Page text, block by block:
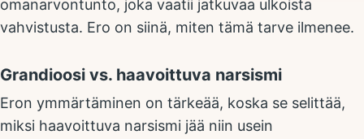
omanarvontunto, joka vaatii jatkuvaa ulkoista
vahvistusta. Ero on siinä, miten tämä tarve ilmenee.
Grandioosi vs. haavoittuva narsismi
Eron ymmärtäminen on tärkeää, koska se selittää,
miksi haavoittuva narsismi jää niin usein